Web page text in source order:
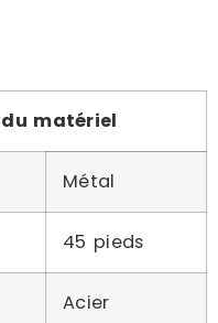
matériel
Métal
45 pieds
Acier